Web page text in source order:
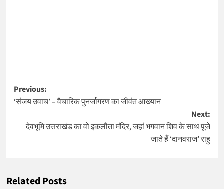
Post
navigation
Previous:
‘संजय उवाच’ – वैचारिक पुनर्जागरण का जीवंत आख्यान
Next:
देवभूमि उत्तराखंड का वो इकलौता मंदिर, जहां भगवान शिव के साथ पूजे
जाते हैं ‘दानवराज’ राहु
Related Posts